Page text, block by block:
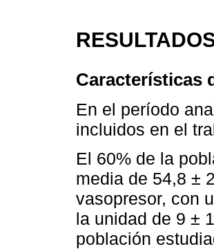
Características
En el período
incluidos en el
El 60% de la
media de 54,8 ±
vasopresor, con
la unidad de 9 ±
población